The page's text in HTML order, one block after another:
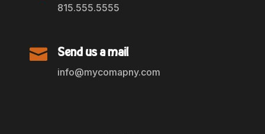
815.555.5555
 Send us a mail
info@mycomapny.com